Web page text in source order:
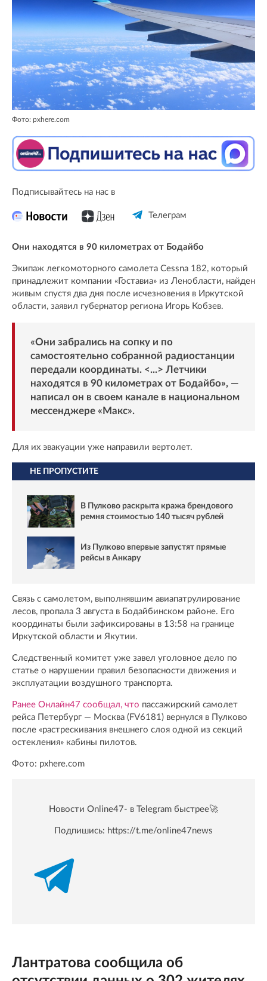
Фото: pxhere.com
Подписывайтесь на нас в
Телеграм
Они находятся в 90 километрах от Бодайбо
Экипаж легкомоторного самолета Cessna 182, который
принадлежит компании «Гоставиа» из Ленобласти, найден
живым спустя два дня после исчезновения в Иркутской
области, заявил губернатор региона Игорь Кобзев.
«Они забрались на сопку и по
самостоятельно собранной радиостанции
передали координаты. <...> Летчики
находятся в 90 километрах от Бодайбо», —
написал он в своем канале в национальном
мессенджере « Макс».
Для их эвакуации уже направили вертолет.
НЕ ПРОПУСТИТЕ
В Пулково раскрыта кража брендового
ремня стоимостью 140 тысяч рублей
Из Пулково впервые запустят прямые
рейсы в Анкару
Связь с самолетом, выполнявшим авиапатрулирование
лесов, пропала 3 августа в Бодайбинском районе. Его
координаты были зафиксированы в 13:58 на границе
Иркутской области и Якутии.
Следственный комитет уже завел уголовное дело по
статье о нарушении правил безопасности движения и
эксплуатации воздушного транспорта.
Ранее Онлайн47 сообщал, что пассажирский самолет
рейса Петербург — Москва (FV6181) вернулся в Пулково
после «растрескивания внешнего слоя одной из секций
остекления» кабины пилотов.
Фото: pxhere.com
Новости Online47- в Telegram быстрее🚀
Подпишись: https://t.me/online47news
Лантратова сообщила об